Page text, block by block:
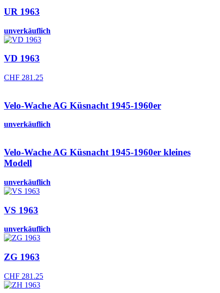
UR 1963
unverkäuflich
VD 1963
CHF 281.25
Velo-Wache AG Küsnacht 1945-1960er
unverkäuflich
Velo-Wache AG Küsnacht 1945-1960er kleines
Modell
unverkäuflich
VS 1963
unverkäuflich
ZG 1963
CHF 281.25